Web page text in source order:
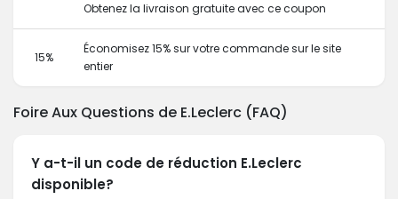
Obtenez la livraison gratuite avec ce coupon
15%
Économisez 15% sur votre commande sur le site
entier
Foire Aux Questions de E.Leclerc (FAQ)
Y a-t-il un code de réduction E.Leclerc
disponible?